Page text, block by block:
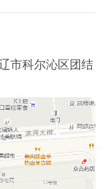
市科尔沁区团结